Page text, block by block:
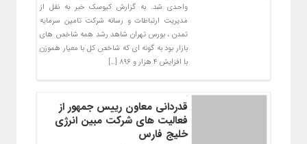
واحدی شد. به گزارش کیوسک خبر به نقل از
مدیریت ارتباطات و رسانه شرکت تامین سرمایه
تمدن ، بورس تهران شاهد رشد همه شاخص های
بازار بود به گونه ای که شاخص کل با معیار هموزن
با افزایش ۴ هزار و ۸۹۶ […]
قدردانی معاون رییس جمهور از
فعالیت های شرکت مبین انرژی
خلیج فارس